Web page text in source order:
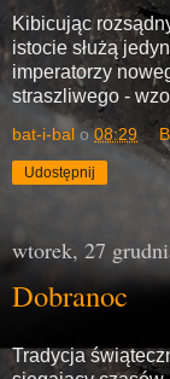
Kibicując
istocie służą
imperatorzy
straszliwego -
bat-i-bal o08:29
Udostępnij
wtorek, 27
Dobranoc
Tradycja